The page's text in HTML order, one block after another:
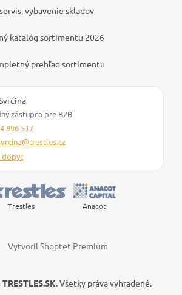
vybavenie skladov
katalóg sortimentu 2026
prehľad sortimentu
zástupca pre B2B
896 517
dopyt
Trestles Anacot
Vytvoril Shoptet Premium
TRESTLES.SK . Všetky práva vyhradené.